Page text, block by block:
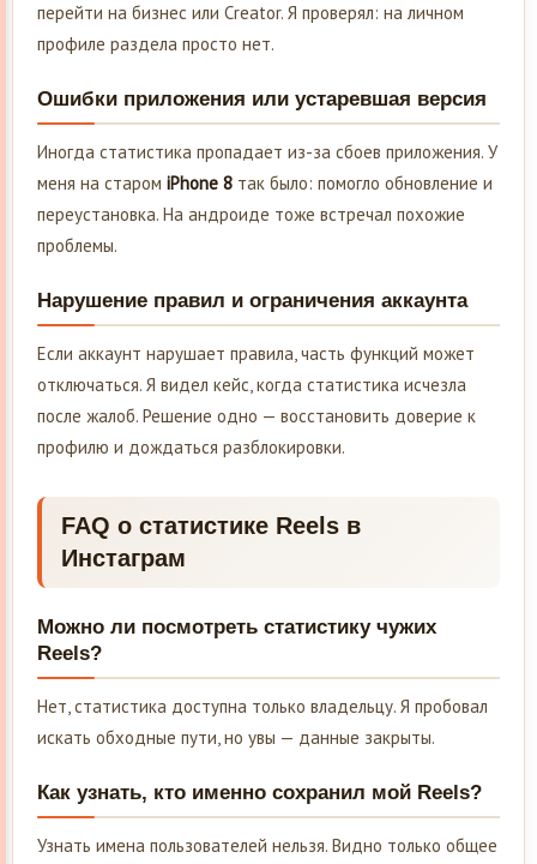
перейти на бизнес или Creator. Я проверял: на личном
профиле раздела просто нет.
Ошибки приложения или устаревшая версия
Иногда статистика пропадает из-за сбоев приложения. У
меня на старом iPhone 8 так было: помогло обновление и
переустановка. На андроиде тоже встречал похожие
проблемы.
Нарушение правил и ограничения аккаунта
Если аккаунт нарушает правила, часть функций может
отключаться. Я видел кейс, когда статистика исчезла
после жалоб. Решение одно — восстановить доверие к
профилю и дождаться разблокировки.
FAQ о статистике Reels в
Инстаграм
Можно ли посмотреть статистику чужих
Reels?
Нет, статистика доступна только владельцу. Я пробовал
искать обходные пути, но увы — данные закрыты.
Как узнать, кто именно сохранил мой Reels?
Узнать имена пользователей нельзя. Видно только общее